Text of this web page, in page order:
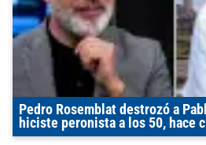
Pedro Rosemblat destrozó a
hiciste peronista a los 50, hace